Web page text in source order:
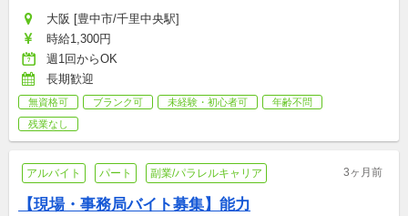
大阪 [豊中市/千里中央駅]
時給1,300円
週1回からOK
長期歓迎
無資格可 ブランク可 未経験・初心者可
年齢不問
残業なし
アルバイト パート 副業/パラレルキャリア 3ヶ月前
【現場・事務局バイト募集】能力